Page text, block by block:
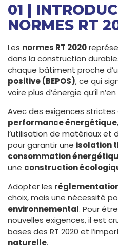
01 |
NORMES RT
Les normes RT 2020
dans la construction
chaque bâtiment proche
positive (BEPOS), ce qui
voire plus d’énergie qu’il
Avec des exigences
performance énergétique
l’utilisation de matériaux et
pour garantir une isolation
consommation
une construction
Adopter les
choix, mais une nécessité
environnemental. Pour
nouvelles exigences, il est
bases des RT 2020 et
naturelle.